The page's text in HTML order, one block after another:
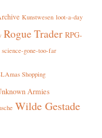
Kunstwesen loot-a-day
Rogue Trader RPG-
science-gone-too-far
Shopping
Armies
Wilde Gestade